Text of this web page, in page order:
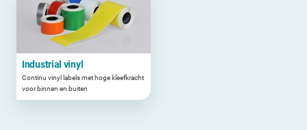
Industrial vinyl
Continu vinyl labels met hoge kleefkracht
voor binnen en buiten